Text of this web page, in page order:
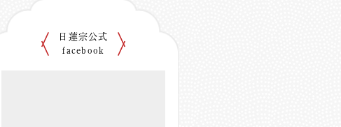
日蓮宗公式
facebook